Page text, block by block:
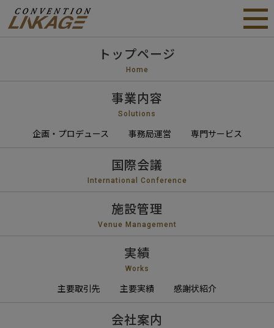
トップページ
Home
事業内容
Solutions
企画・プロデュース 事務局運営 専門サービス
国際会議
International Conference
施設管理
Venue Management
実績
Works
主要取引先 主要実績 感謝状紹介
会社案内